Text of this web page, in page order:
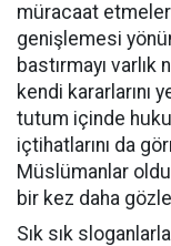
müracaat
genişlemesi
bastırmayı
kendi kararlarını
tutum içinde
içtihatlarını da
Müslümanlar
bir kez daha
Sık sık